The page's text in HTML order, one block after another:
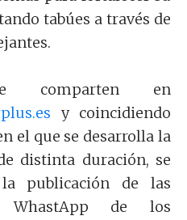
tabúes a través de
comparten en
y coincidiendo
el que se desarrolla la
distinta duración, se
publicación de las
WhastApp de los